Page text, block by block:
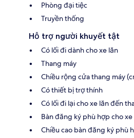
Phòng đại tiệc
Truyền thống
Hỗ trợ người khuyết tật
Có lối đi dành cho xe lăn
Thang máy
Chiều rộng cửa thang máy
Có thiết bị trợ thính
Có lối đi lại cho xe lăn đến
Bàn đăng ký phù hợp cho xe
Chiều cao bàn đăng ký phù